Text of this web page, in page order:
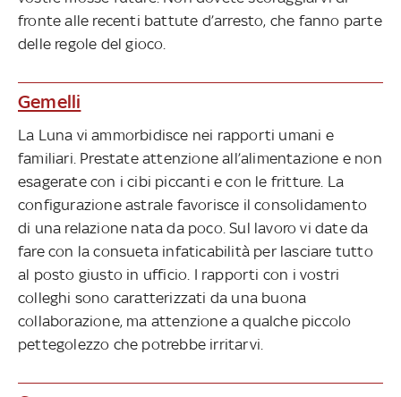
fronte alle recenti battute d’arresto, che fanno parte
delle regole del gioco.
Gemelli
La Luna vi ammorbidisce nei rapporti umani e
familiari. Prestate attenzione all’alimentazione e non
esagerate con i cibi piccanti e con le fritture. La
configurazione astrale favorisce il consolidamento
di una relazione nata da poco. Sul lavoro vi date da
fare con la consueta infaticabilità per lasciare tutto
al posto giusto in ufficio. I rapporti con i vostri
colleghi sono caratterizzati da una buona
collaborazione, ma attenzione a qualche piccolo
pettegolezzo che potrebbe irritarvi.